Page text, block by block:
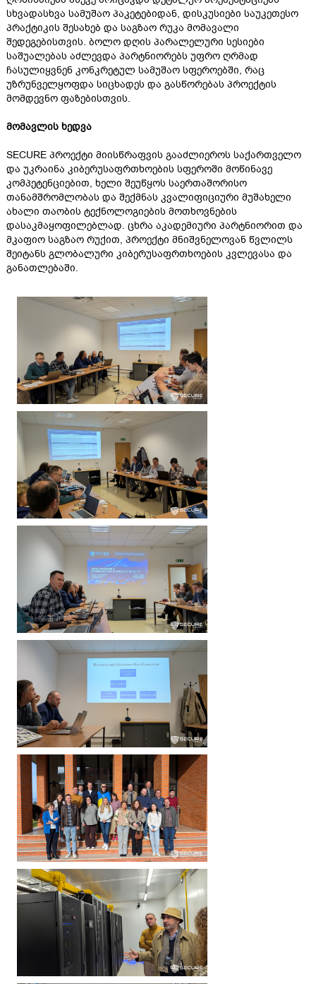
სხვადასხვა სამუშაო პაკეტებიდან, დისკუსიები საუკეთესო
პრაქტიკის შესახებ და საგზაო რუკა მომავალი
შედეგებისთვის. ბოლო დღის პარალელური სესიები
საშუალებას აძლევდა პარტნიორებს უფრო ღრმად
ჩასულიყვნენ კონკრეტულ სამუშაო სფეროებში, რაც
უზრუნველყოფდა სიცხადეს და გასწორებას პროექტის
მომდევნო ფაზებისთვის.
მომავლის ხედვა
SECURE პროექტი მიისწრაფვის გააძლიეროს საქართველო
და უკრაინა კიბერუსაფრთხოების სფეროში მოწინავე
კომპეტენციებით, ხელი შეუწყოს საერთაშორისო
თანამშრომლობას და შექმნას კვალიფიციური მუშახელი
ახალი თაობის ტექნოლოგიების მოთხოვნების
დასაკმაყოფილებლად. ცხრა აკადემიური პარტნიორით და
მკაფიო საგზაო რუქით, პროექტი მნიშვნელოვან წვლილს
შეიტანს გლობალური კიბერუსაფრთხოების კვლევასა და
განათლებაში.